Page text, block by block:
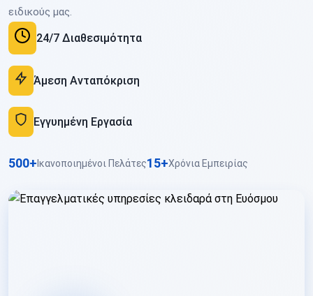
ειδικούς μας.
24/7 Διαθεσιμότητα
Άμεση Ανταπόκριση
Εγγυημένη Εργασία
500+ Ικανοποιημένοι Πελάτες15+Χρόνια Εμπειρίας